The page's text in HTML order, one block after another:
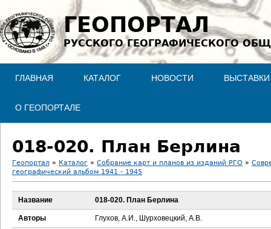
Jump to navigation
ГЕОПОРТАЛ
РУССКОГО ГЕОГРАФИЧЕСКОГО
ГЛАВНАЯ КАТАЛОГ НОВОСТИ ВЫСТАВКИ
О ГЕОПОРТАЛЕ
018-020. План Берлина
В
ы
Геопортал » Каталог » Собрание карт и планов из изданий РГО »
географический альбом 1941 - 1945
Название 018-020. План Берлина
Авторы Глухов, А.И., Шурховецкий, А.В.